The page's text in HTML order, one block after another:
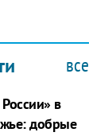
все
в
добрые